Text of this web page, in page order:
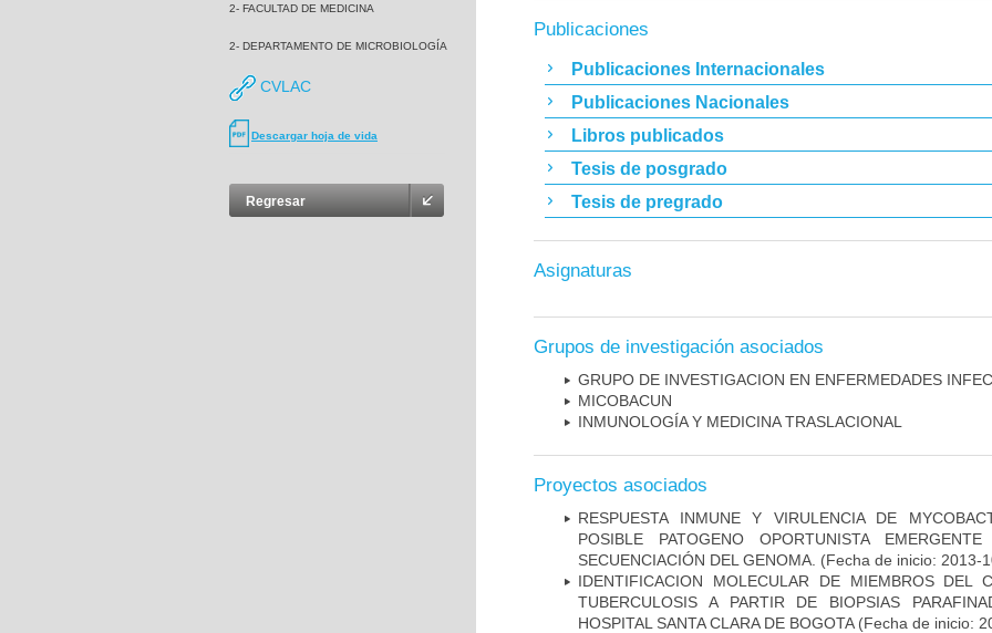
2- FACULTAD DE MEDICINA
2- DEPARTAMENTO DE MICROBIOLOGÍA
CVLAC
Descargar hoja de vida
Regresar
Publicaciones
Publicaciones Internacionales
Publicaciones Nacionales
Libros publicados
Tesis de posgrado
Tesis de pregrado
Asignaturas
Grupos de investigación asociados
GRUPO DE INVESTIGACION EN ENFERMEDADES
MICOBAC­UN
INMUNOLOGÍA Y MEDICINA TRASLACIONAL
Proyectos asociados
RESPUESTA INMUNE Y VIRULENCIA DE
POSIBLE PATOGENO OPORTUNISTA
SECUENCIACIÓN DEL GENOMA. (Fecha de inicio: 2013-
IDENTIFICACION MOLECULAR DE MIEMBROS DEL
TUBERCULOSIS A PARTIR DE BIOPSIAS
HOSPITAL SANTA CLARA DE BOGOTA(Fecha de inicio: